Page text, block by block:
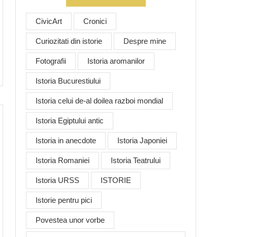
CivicArt Cronici
Curiozitati din istorie Despre mine
Fotografii Istoria aromanilor
Istoria Bucurestiului
Istoria celui de-al doilea razboi mondial
Istoria Egiptului antic
Istoria in anecdote Istoria Japoniei
Istoria Romaniei Istoria Teatrului
Istoria URSS ISTORIE
Istorie pentru pici
Povestea unor vorbe